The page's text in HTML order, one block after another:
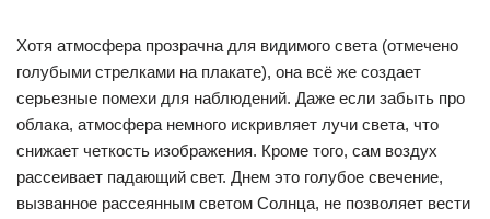
Хотя атмосфера прозрачна для видимого света (отмечено
голубыми стрелками на плакате), она всё же создает
серьезные помехи для наблюдений. Даже если забыть про
облака, атмосфера немного искривляет лучи света, что
снижает четкость изображения. Кроме того, сам воздух
рассеивает падающий свет. Днем это голубое свечение,
вызванное рассеянным светом Солнца, не позволяет вести